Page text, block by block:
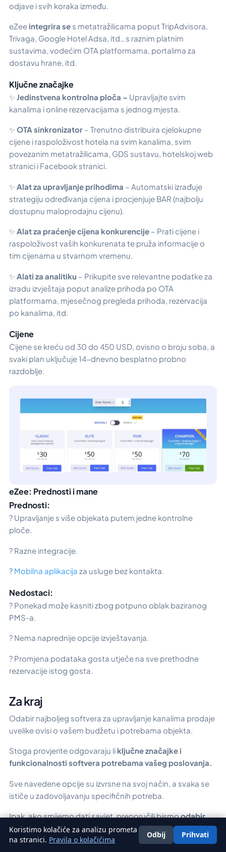
odjave i svih koraka između.
eZee integrira se s metatražilicama poput TripAdvisora,
Trivaga, Google Hotel Adsa, itd., s raznim platnim
sustavima, vodećim OTA platformama, portalima za
dostavu hrane, itd.
Ključne značajke
✨Jedinstvena kontrolna ploča – Upravljajte svim
kanalima i online rezervacijama s jednog mjesta.
✨OTA sinkronizator – Trenutno distribuira cjelokupne
cijene i raspoloživost hotela na svim kanalima, svim
povezanim metatražilicama, GDS sustavu, hotelskoj web
stranici i Facebook stranici.
✨Alat za upravljanje prihodima – Automatski izrađuje
strategiju određivanja cijena i procjenjuje BAR (najbolju
dostupnu maloprodajnu cijenu).
✨Alat za praćenje cijena konkurencije – Prati cijene i
raspoloživost vaših konkurenata te pruža informacije o
tim cijenama u stvarnom vremenu.
✨Alati za analitiku – Prikupite sve relevantne podatke za
izradu izvještaja poput analize prihoda po OTA
platformama, mjesečnog pregleda prihoda, rezervacija
po kanalima, itd.
Cijene
Cijene se kreću od 30 do 450 USD, ovisno o broju soba, a
svaki plan uključuje 14-dnevno besplatno probno
razdoblje.
eZee: Prednosti i mane
Prednosti:
? Upravljanje s više objekata putem jedne kontrolne
ploče.
? Razne integracije.
? Mobilna aplikacija za usluge bez kontakta.
Nedostaci:
? Ponekad može kasniti zbog potpuno oblak baziranog
PMS-a.
? Nema naprednije opcije izvještavanja.
? Promjena podataka gosta utječe na sve prethodne
rezervacije istog gosta.
Za kraj
Odabir najboljeg softvera za upravljanje kanalima prodaje
uvelike ovisi o vašem budžetu i potrebama objekta.
Stoga provjerite odgovaraju li ključne značajke i
funkcionalnosti softvera potrebama vašeg poslovanja.
Sve navedene opcije su izvrsne na svoj način, a svaka se
ističe u zadovoljavanju specifičnih potreba.
Ipak, ako smijemo dati savjet, preporučili bismoodabir
OTA SYNC-a.
Koristimo kolačiće za analizu prometa
na stranici. Pravila o kolačićima
Odbij Prihvati
Hrvatski